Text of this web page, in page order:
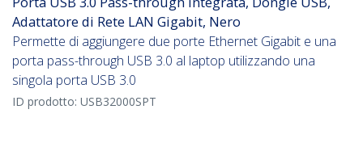
Adattatore di Rete LAN Gigabit, Nero
Permette di aggiungere due porte Ethernet Gigabit e una
porta pass-through USB 3.0 al laptop utilizzando una
singola porta USB 3.0
ID prodotto: USB32000SPT